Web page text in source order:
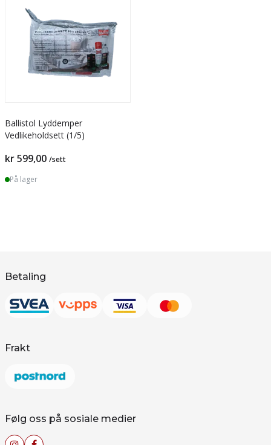
Ballistol Lyddemper
Vedlikeholdsett (1/5)
kr 599,00 /sett
På lager
Betaling
Frakt
Følg oss på sosiale medier